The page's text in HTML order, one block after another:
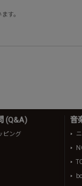
す。
(Q&A)
ピング
音